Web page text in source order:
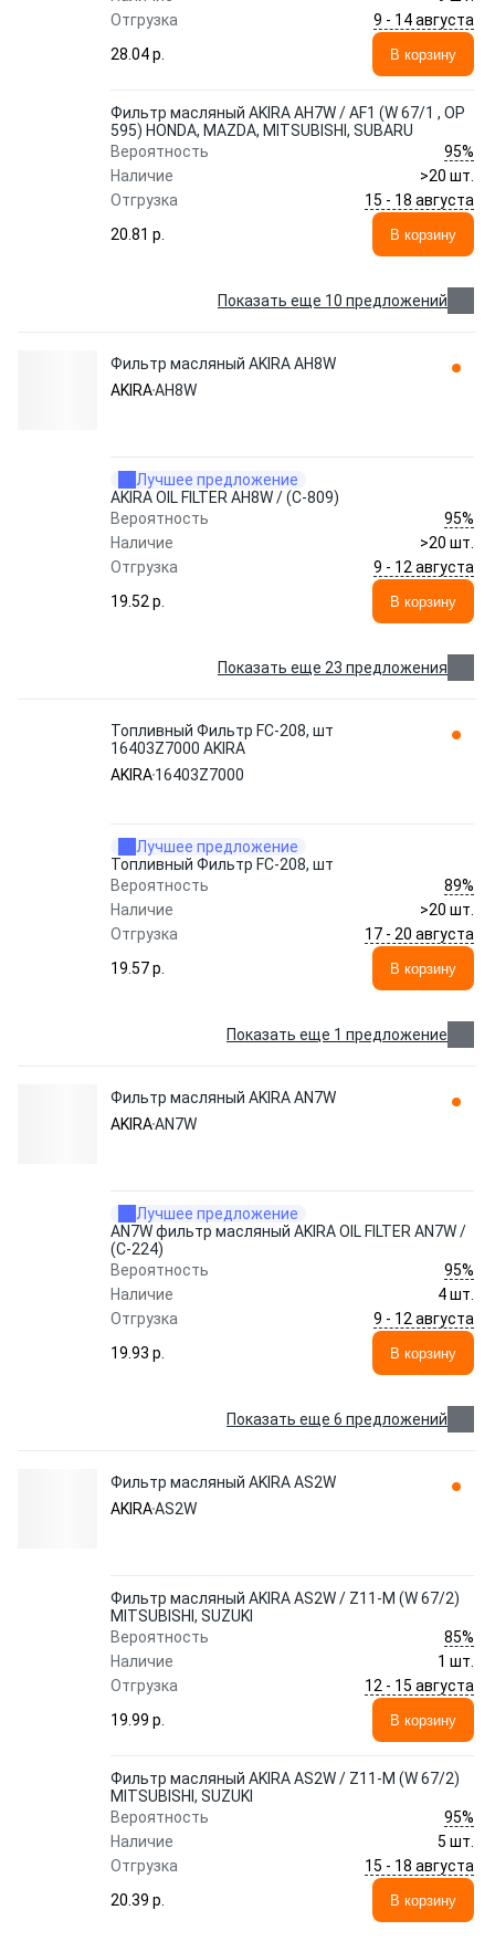
Отгрузка
9 - 14 августа
28.04 p.
В корзину
Фильтр масляный AKIRA AH7W / AF1 (W 67/1 , OP
595) HONDA, MAZDA, MITSUBISHI, SUBARU
Вероятность
95%
Наличие
>20 шт.
Отгрузка
15 - 18 августа
20.81 p.
В корзину
Показать еще 10 предложений
Фильтр масляный AKIRA AH8W
AKIRAAH8W
Лучшее предложение
AKIRA OIL FILTER AH8W / (C-809)
Вероятность
95%
Наличие
>20 шт.
Отгрузка
9 - 12 августа
19.52 p.
В корзину
Показать еще 23 предложения
Топливный Фильтр FC-208, шт
16403Z7000 AKIRA
AKIRA16403Z7000
Лучшее предложение
Топливный Фильтр FC-208, шт
Вероятность
89%
Наличие
>20 шт.
Отгрузка
17 - 20 августа
19.57 p.
В корзину
Показать еще 1 предложение
Фильтр масляный AKIRA AN7W
AKIRAAN7W
Лучшее предложение
AN7W фильтр масляный AKIRA OIL FILTER AN7W /
(C-224)
Вероятность
95%
Наличие
4 шт.
Отгрузка
9 - 12 августа
19.93 p.
В корзину
Показать еще 6 предложений
Фильтр масляный AKIRA AS2W
AKIRAAS2W
Фильтр масляный AKIRA AS2W / Z11-M (W 67/2)
MITSUBISHI, SUZUKI
Вероятность
85%
Наличие
1 шт.
Отгрузка
12 - 15 августа
19.99 p.
В корзину
Фильтр масляный AKIRA AS2W / Z11-M (W 67/2)
MITSUBISHI, SUZUKI
Вероятность
95%
Наличие
5 шт.
Отгрузка
15 - 18 августа
20.39 p.
В корзину